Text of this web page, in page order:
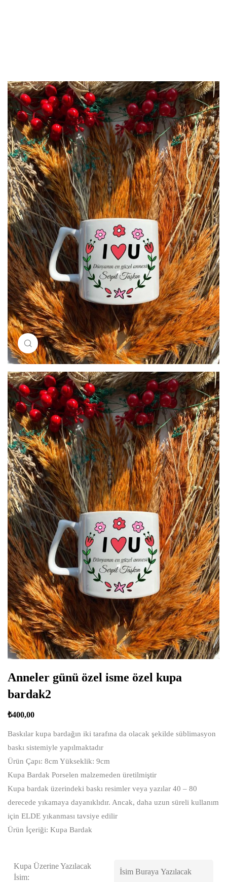
Resimi büyütmek için tıklayın
Anneler günü özel isme özel kupa
bardak2
₺400,00
Baskılar kupa bardağın iki tarafına da olacak şekilde süblimasyon
baskı sistemiyle yapılmaktadır
Ürün Çapı: 8cm Yükseklik: 9cm
Kupa Bardak Porselen malzemeden üretilmiştir
Kupa bardak üzerindeki baskı resimler veya yazılar 40 – 80
derecede yıkamaya dayanıklıdır. Ancak, daha uzun süreli kullanım
için ELDE yıkanması tavsiye edilir
Ürün İçeriği: Kupa Bardak
Kupa Üzerine Yazılacak
İsim: